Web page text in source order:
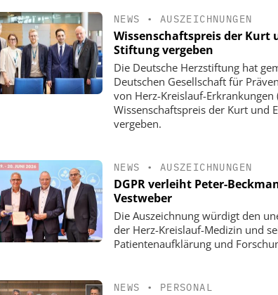
NEWS • AUSZEICHNUNGEN
Wissenschaftspreis der Kurt
Stiftung vergeben
Die Deutsche Herzstiftung hat
Deutschen Gesellschaft für
von Herz-Kreislauf-Erkrankungen
Wissenschaftspreis der Kurt und
vergeben.
NEWS • AUSZEICHNUNGEN
DGPR verleiht Peter-
Vestweber
Die Auszeichnung würdigt den
der Herz-Kreislauf-Medizin und
Patientenaufklärung und
NEWS • PERSONAL
EASY SOFTWARE AG
Digitalisierung im
Personalmanagement: Von digitaler
Ordnung zur KI-fähigen Steuerung
Ordnung